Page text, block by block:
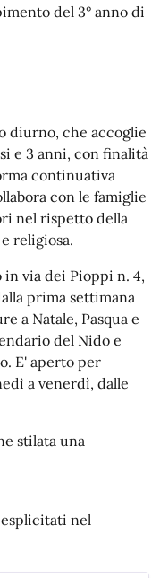
del 3° anno di
diurno, che accoglie
e 3 anni, con finalità
continuativa
con le famiglie
nel rispetto della
religiosa.
in via dei Pioppi n. 4,
prima settimana
a Natale, Pasqua e
del Nido e
E' aperto per
a venerdì, dalle
stilata una
nel